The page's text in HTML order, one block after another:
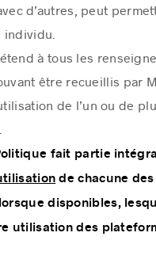
d’autres, peut
à tous les
être recueillis par
de l’un ou de
fait partie
de chacune des
disponibles,
utilisation des